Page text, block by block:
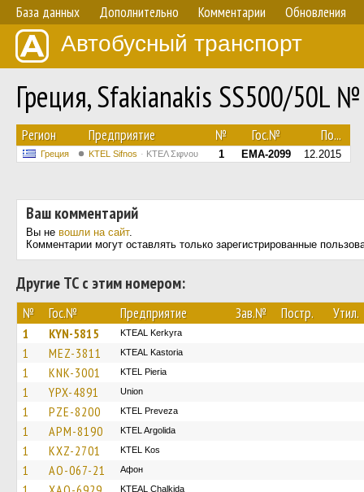
База данных Дополнительно Комментарии Обновления
Автобусный транспорт
Греция, Sfakianakis SS500/50L
Регион Предприятие № Гос.№ По...
Греция KTEL Sifnos ΚΤΕΛ Σιφνου 1 EMA-2099 12.2015
Ваш комментарий
Вы не вошли на сайт.
Комментарии могут оставлять только зарегистрированные
Другие ТС с этим номером:
№ Гос.№ Предприятие Зав.№ Постр. Утил.
1 KYN-5815 KTEAL Kerkyra
1 MEZ-3811 KTEAL Kastoria
1 KNK-3001 KTEL Pieria
1 YPX-4891 Union
1 PZE-8200 KTEL Preveza
1 APM-8190 KTEL Argolida
1 KXZ-2701 KTEL Kos
1 AO-067-21 Афон
KTEAL Chalkida